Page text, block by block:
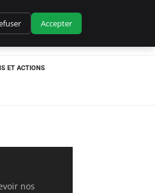
ET ACTIONS
nos
Accepter